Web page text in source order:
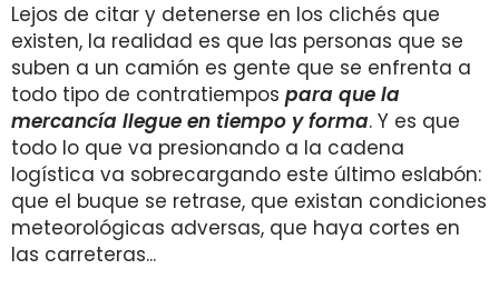
Lejos de citar y detenerse en los clichés que
existen, la realidad es que las personas que se
suben a un camión es gente que se enfrenta a
todo tipo de contratiempos para que la
mercancía llegue en tiempo y forma. Y es que
todo lo que va presionando a la cadena
logística va sobrecargando este último eslabón:
que el buque se retrase, que existan condiciones
meteorológicas adversas, que haya cortes en
las carreteras...